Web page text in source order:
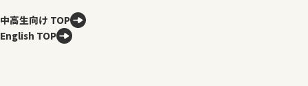
中高生向け TOP
English TOP